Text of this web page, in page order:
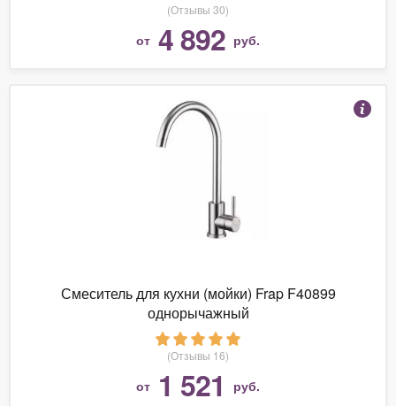
(Отзывы 30)
от 4 892 руб.
Смеситель для кухни (мойки) Frap F40899
однорычажный
(Отзывы 16)
от 1 521 руб.